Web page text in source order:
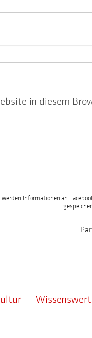
in diesem
Informationen an